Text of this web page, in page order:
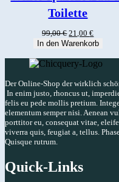
Toilette
99,00€Ursprünglicher
Preis
99,00 €
21,00€Aktueller
Preis
21,00
In den Warenkorb
Der Online-Shop der wirklich
In enim justo, rhoncus ut,
felis eu pede mollis pretium.
elementum semper nisi. Aenean
porttitor eu, consequat vitae,
viverra quis, feugiat a, tellus.
Quisque rutrum.
Quick-Links